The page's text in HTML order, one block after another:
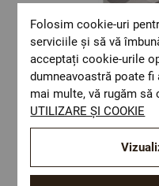
Lenjerie de pat MIC MAC
Size:Set de pat de o
Folosim cookie-uri
serviciile și să vă
acceptați cookie-urile
dumneavoastră poate
mai multe, vă rugăm
UTILIZARE ȘI COOKIE